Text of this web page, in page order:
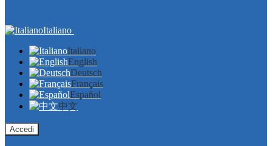
Italiano
Italiano
English
Deutsch
Français
Español
中文
Accedi